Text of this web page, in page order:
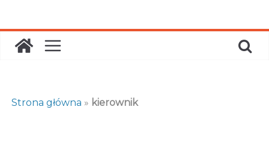
content
Strona główna » kierownik